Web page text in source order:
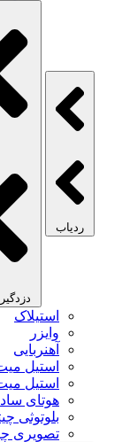
ردیاب
استیلاک
وایزر
آهنربایی
استیل
استیل
هوتای
بلوتوثی
تصویری